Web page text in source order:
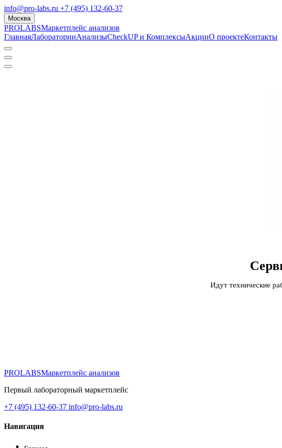
info@pro-labs.ru +7 (495) 132-60-37
Москва
PROLABSМаркетплейс анализов
ГлавнаяЛабораторииАнализыCheckUP и КомплексыАкцииО проектеКонтакты
Идут технические
PROLABSМаркетплейс анализов
Первый лабораторный маркетплейс
+7 (495) 132-60-37 info@pro-labs.ru
Навигация